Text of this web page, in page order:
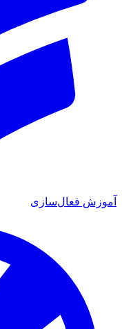
آموزش فعال‌سازی